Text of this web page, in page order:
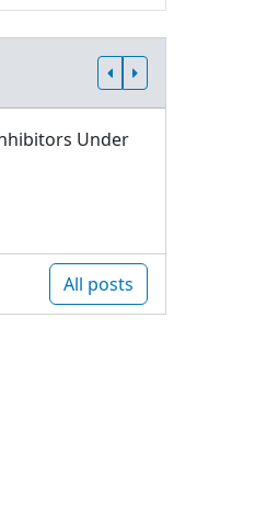
Under
All posts